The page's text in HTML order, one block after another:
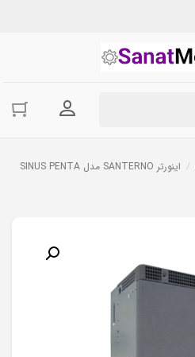
ورود به
/
اینورتر SANTERNO مدل SINUS PENTA